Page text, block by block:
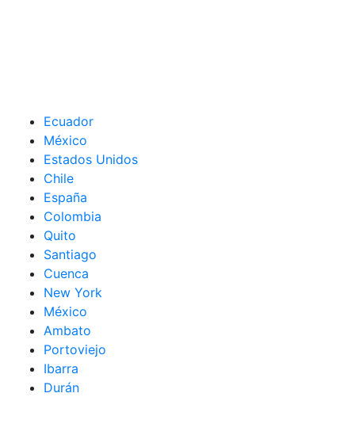
Ecuador
México
Estados Unidos
Chile
España
Colombia
Quito
Santiago
Cuenca
New York
México
Ambato
Portoviejo
Ibarra
Durán